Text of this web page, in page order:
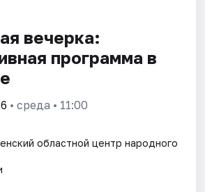
вечерка:
программа в
• среда • 11:00
областной центр народного